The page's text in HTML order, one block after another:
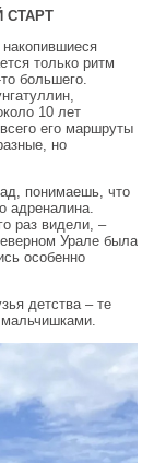
СТАРТ
только ритм
большего.
10 лет
его маршруты
но
понимаешь, что
адреналина.
раз видели, –
Урале была
особенно
детства – те